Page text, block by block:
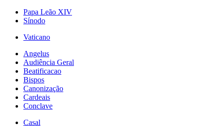
Papa Leão XIV
Sínodo
Vaticano
Angelus
Audiência Geral
Beatificacao
Bispos
Canonização
Cardeais
Conclave
Casal